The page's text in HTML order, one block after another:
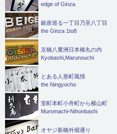
edge of Ginza
銀座巡る一丁目乃至八丁目
the Ginza 1to8
京橋八重洲日本橋丸の内
Kyobashi,Marunouchi
とある人形町風情
the Ningyocho
室町本町小舟町から横山町
Muromachi-Nihonbashi
オヤジ新橋外堀通り